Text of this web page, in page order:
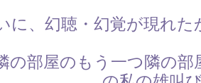
に、幻聴・幻覚が現れた
の部屋のもう一つ隣の